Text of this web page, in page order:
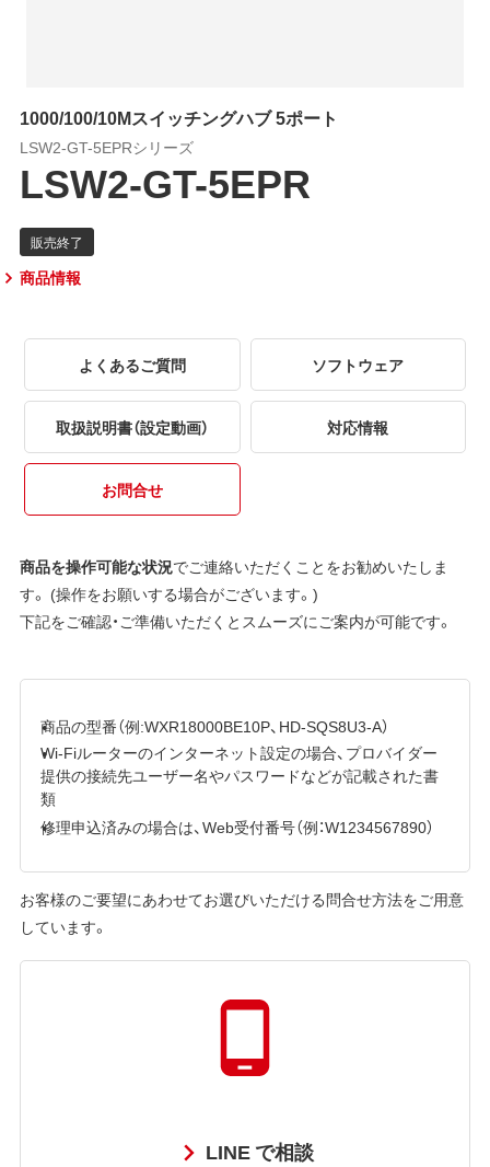
1000/100/10Mスイッチングハブ 5ポート
LSW2-GT-5EPRシリーズ
LSW2-GT-5EPR
商品情報
よくあるご質問 ソフトウェア
取扱説明書（設定動画） 対応情報
お問合せ
商品を操作可能な状況でご連絡いただくことをお勧めいたしま
す。 (操作をお願いする場合がございます。)
下記をご確認・ご準備いただくとスムーズにご案内が可能です。
商品の型番（例:WXR18000BE10P、HD-SQS8U3-A）
Wi-Fiルーターのインターネット設定の場合、プロバイダー
提供の接続先ユーザー名やパスワードなどが記載された書
類
修理申込済みの場合は、Web受付番号（例：W1234567890）
お客様のご要望にあわせてお選びいただける問合せ方法をご用意
しています。
LINE で相談